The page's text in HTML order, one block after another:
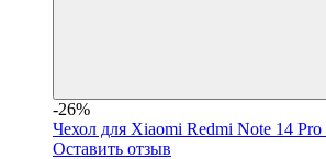
-26%
Чехол для Xiaomi Redmi Note 14 Pro
Оставить отзыв